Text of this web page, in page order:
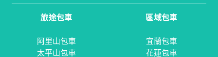
旅途包車
阿里山包車
太平山包車
區域包車
宜蘭包車
花蓮包車